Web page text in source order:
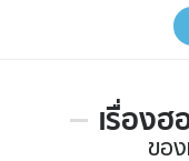
บรส
เรื่องฮ
เรื่อง
ของ